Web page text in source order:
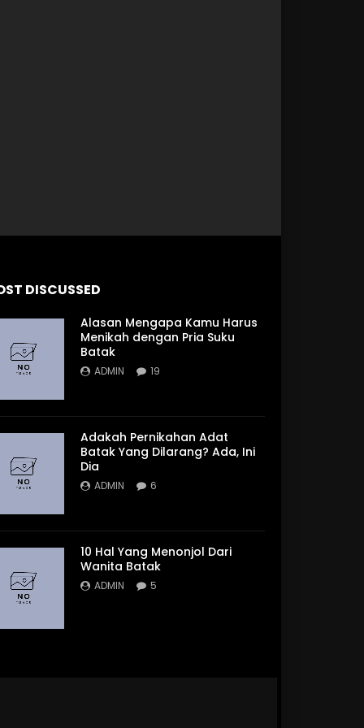
DISCUSSED
Alasan Mengapa Kamu Harus
Menikah dengan Pria Suku
Batak
ADMIN 19
Adakah Pernikahan Adat
Batak Yang Dilarang? Ada, Ini
Dia
ADMIN 6
10 Hal Yang Menonjol Dari
Wanita Batak
ADMIN 5